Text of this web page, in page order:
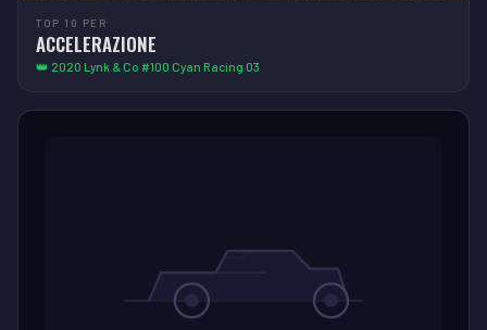
TOP 10 PER
ACCELERAZIONE
👑 2020 Lynk & Co #100 Cyan Racing 03